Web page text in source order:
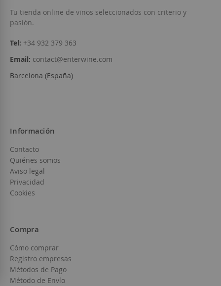
Tu tienda online de vinos seleccionados con criterio y
pasión.
Tel: +34 932 379 363
Email: contact@enterwine.com
Barcelona (España)
Información
Contacto
Quiénes somos
Aviso legal
Privacidad
Cookies
Compra
Cómo comprar
Registro empresas
Métodos de Pago
Método de Envío